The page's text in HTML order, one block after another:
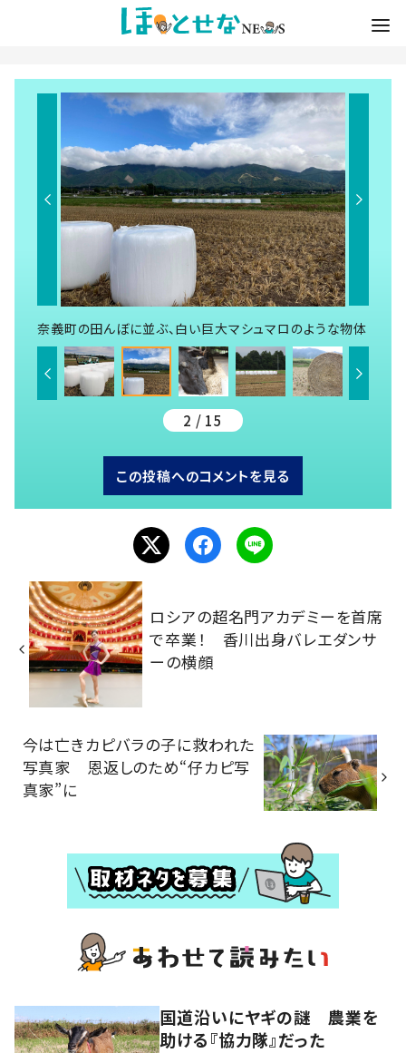
奈義町の田んぼに並ぶ、白い巨大マシュマロのような物体
2 / 15
この投稿へのコメントを見る
ロシアの超名門アカデミーを首席
で卒業！ 香川出身バレエダンサ
ーの横顔
今は亡きカピバラの子に救われた
写真家 恩返しのため“仔カピ写
真家”に
国道沿いにヤギの謎 農業を
助ける『協力隊』だった